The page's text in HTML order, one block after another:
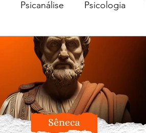
Psicanálise Psicologia